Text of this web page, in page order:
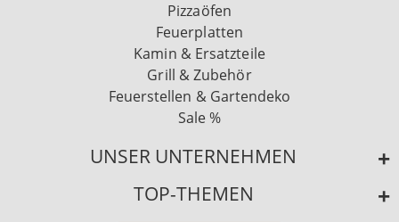
Pizzaöfen
Feuerplatten
Kamin & Ersatzteile
Grill & Zubehör
Feuerstellen & Gartendeko
Sale %
UNSER UNTERNEHMEN
TOP-THEMEN